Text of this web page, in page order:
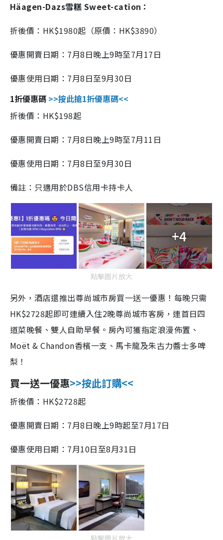
Häagen-Dazs雪糕 Sweet-cation：
折後價：HK$1980起（原價：HK$3890）
優惠開賣日期：7月8日晚上9時至7月17日
優惠使用日期：7月8日至9月30日
1折優惠碼 >>按此搶1折優惠碼<<
折後價：HK$198起
優惠開賣日期：7月8日晚上9時至7月11日
優惠使用日期：7月8日至9月30日
備註：只適用於DBS信用卡持卡人
+4
點擊圖片放大
另外，酒店還推出尊尚城市房買一送一優惠！每晚只需
HK$2728起即可連續入住2晚尊尚城市客房，連首日四
道菜晚餐、雙人自助早餐。房內可獲指定浪漫佈置、
Moët & Chandon香檳一支、馬卡龍及朱古力醬士多啤
梨！
買一送一優惠>>按此訂購<<
折後價：HK$2728起
優惠開賣日期：7月8日晚上9時起至7月17日
優惠使用日期：7月10日至8月31日
點擊圖片放大